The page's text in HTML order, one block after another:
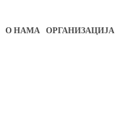
О НАМА ОРГАНИЗАЦИЈА